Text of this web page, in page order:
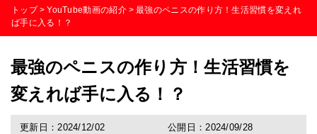
トップ > YouTube動画の紹介 > 最強のペニスの作り方！生活習慣を変えれ
ば手に入る！？
最強のペニスの作り方！生活習慣を
変えれば手に入る！？
更新日：2024/12/02 公開日：2024/09/28